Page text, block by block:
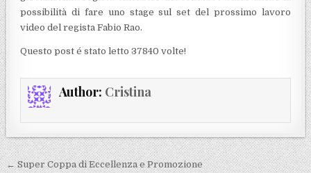
possibilità di fare uno stage sul set del prossimo lavoro
video del regista Fabio Rao.
Questo post é stato letto 37840 volte!
Author: Cristina
Navigazione articoli
← Super Coppa di Eccellenza e Promozione